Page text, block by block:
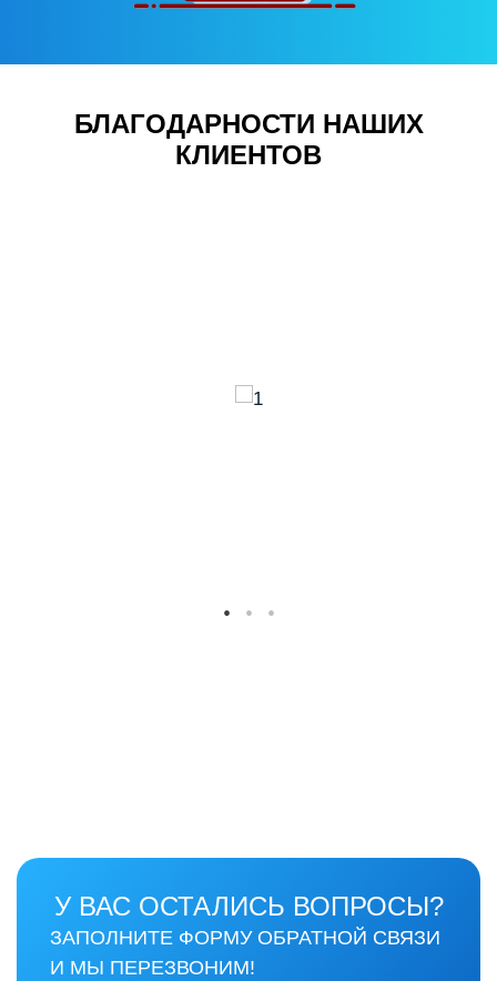
БЛАГОДАРНОСТИ НАШИХ
КЛИЕНТОВ
У ВАС ОСТАЛИСЬ ВОПРОСЫ?
ЗАПОЛНИТЕ ФОРМУ ОБРАТНОЙ СВЯЗИ
И МЫ ПЕРЕЗВОНИМ!